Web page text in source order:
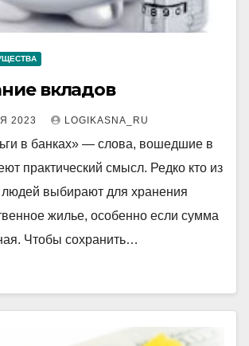
вкладов
2023 LOGIKASNA_RU
в банках» — слова, вошедшие в
практический смысл. Редко кто из
выбирают для хранения
жилье, особенно если сумма
Чтобы сохранить…